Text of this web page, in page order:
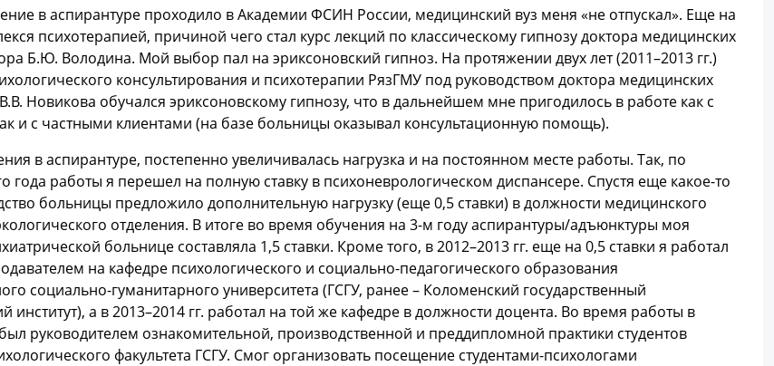
в аспирантуре проходило в Академии ФСИН России, медицинский вуз меня «не отпускал». Еще на
психотерапией, причиной чего стал курс лекций по классическому гипнозу доктора медицинских
Б.Ю. Володина. Мой выбор пал на эриксоновский гипноз. На протяжении двух лет (2011–2013 гг.)
консультирования и психотерапии РязГМУ под руководством доктора медицинских
Новикова обучался эриксоновскому гипнозу, что в дальнейшем мне пригодилось в работе как с
и с частными клиентами (на базе больницы оказывал консультационную помощь).
в аспирантуре, постепенно увеличивалась нагрузка и на постоянном месте работы. Так, по
года работы я перешел на полную ставку в психоневрологическом диспансере. Спустя еще какое-то
больницы предложило дополнительную нагрузку (еще 0,5 ставки) в должности медицинского
отделения. В итоге во время обучения на 3-м году аспирантуры/адъюнктуры моя
больнице составляла 1,5 ставки. Кроме того, в 2012–2013 гг. еще на 0,5 ставки я работал
на кафедре психологического и социально-педагогического образования
социально-гуманитарного университета (ГСГУ, ранее – Коломенский государственный
институт), а в 2013–2014 гг. работал на той же кафедре в должности доцента. Во время работы в
руководителем ознакомительной, производственной и преддипломной практики студентов
факультета ГСГУ. Смог организовать посещение студентами-психологами